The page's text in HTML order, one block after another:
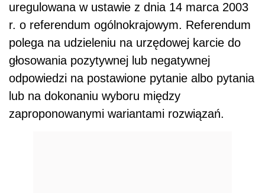
uregulowana w ustawie z dnia 14 marca 2003
r. o referendum ogólnokrajowym. Referendum
polega na udzieleniu na urzędowej karcie do
głosowania pozytywnej lub negatywnej
odpowiedzi na postawione pytanie albo pytania
lub na dokonaniu wyboru między
zaproponowanymi wariantami rozwiązań.